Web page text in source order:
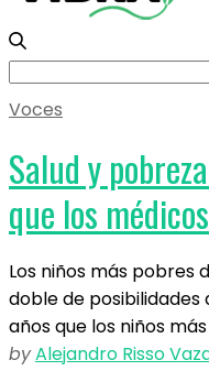
Search
Voces
Salud y
que los
Los niños más pobres
doble de
años que los niños
byAlejandro Risso